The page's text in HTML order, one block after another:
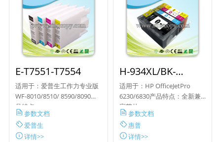
E-T7551-T7554
适用于：爱普生工作力专业版
WF-8010/8510/ 8590/8090产
品特点...
参数文档
爱普生
详情>>
H-934XL/BK-
935XL/C/M/Y
适用于：HP OfficeJetPro
6230/6830产品特点：全新兼
容芯片
参数文档
惠普
详情>>